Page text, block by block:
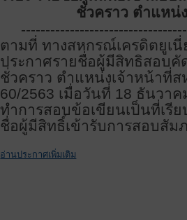
ชั่วคราว ตำแหน่
ตามที่ ทางสหกรณ์เครดิตยูเ
ประกาศรายชื่อผู้มีสิทธิสอบคั
ชั่วคราว ตำแหน่งเจ้าหน้าที่
60/2563 เมื่อวันที่ 18 ธันวา
ทำการสอบข้อเขียนเป็นที่เรี
ชื่อผู้มีสิทธิ์เข้ารับการสอบสั
อ่านประกาศเพิ่มเติม